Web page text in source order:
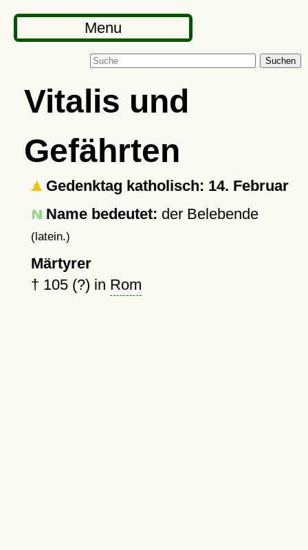
Menu
Suchen
Vitalis und
Gefährten
Gedenktag katholisch: 14. Februar
Name bedeutet: der Belebende
(latein.)
Märtyrer
† 105 (?) in Rom